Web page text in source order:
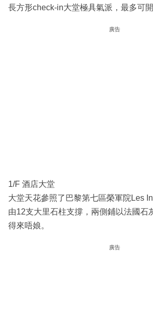
長方形check-in大堂極具氣派，最多可開
廣告
1/F 酒店大堂
大堂天花參照了巴黎第七區榮軍院Les
由12支大里石柱支撐，兩側鋪以法國石
得來唔娘。
廣告